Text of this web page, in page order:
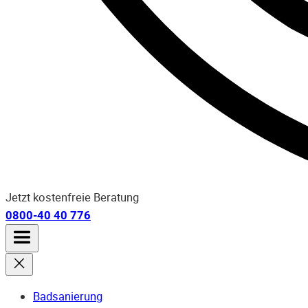
Jetzt kostenfreie Beratung
0800-40 40 776
Badsanierung